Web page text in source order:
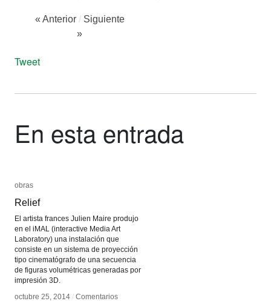
« Anterior / Siguiente
»
Tweet
En esta entrada
obras
Relief
El artista frances Julien Maire produjo
en el iMAL (interactive Media Art
Laboratory) una instalación que
consiste en un sistema de proyección
tipo cinematógrafo de una secuencia
de figuras volumétricas generadas por
impresión 3D.
octubre 25, 2014 / Comentarios
obras
Relief
octubre 25, 2014 / Comentarios